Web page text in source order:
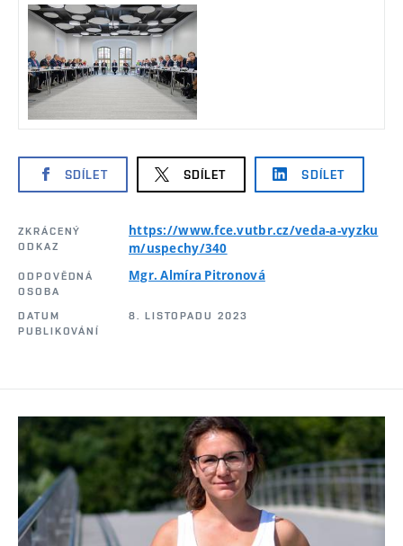
SDÍLET SDÍLET SDÍLET
ZKRÁCENÝ
ODKAZ
https://www.fce.vutbr.cz/veda-a-vyzku
m/uspechy/340
ODPOVĚDNÁ
OSOBA
Mgr. Almíra Pitronová
DATUM
PUBLIKOVÁNÍ
8. LISTOPADU 2023